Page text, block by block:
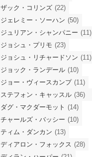
ザック・コリンズ (22)
ジェレミー・ソーハン (50)
ジュリアン・シャンパニー (11)
ジョシュ・プリモ (23)
ジョシュ・リチャードソン (11)
ジョック・ランデール (10)
ジョー・ヴィースカンプ (11)
ステフォン・キャッスル (36)
ダグ・マクダーモット (14)
チャールズ・バッシー (10)
ティム・ダンカン (13)
ディアロン・フォックス (28)